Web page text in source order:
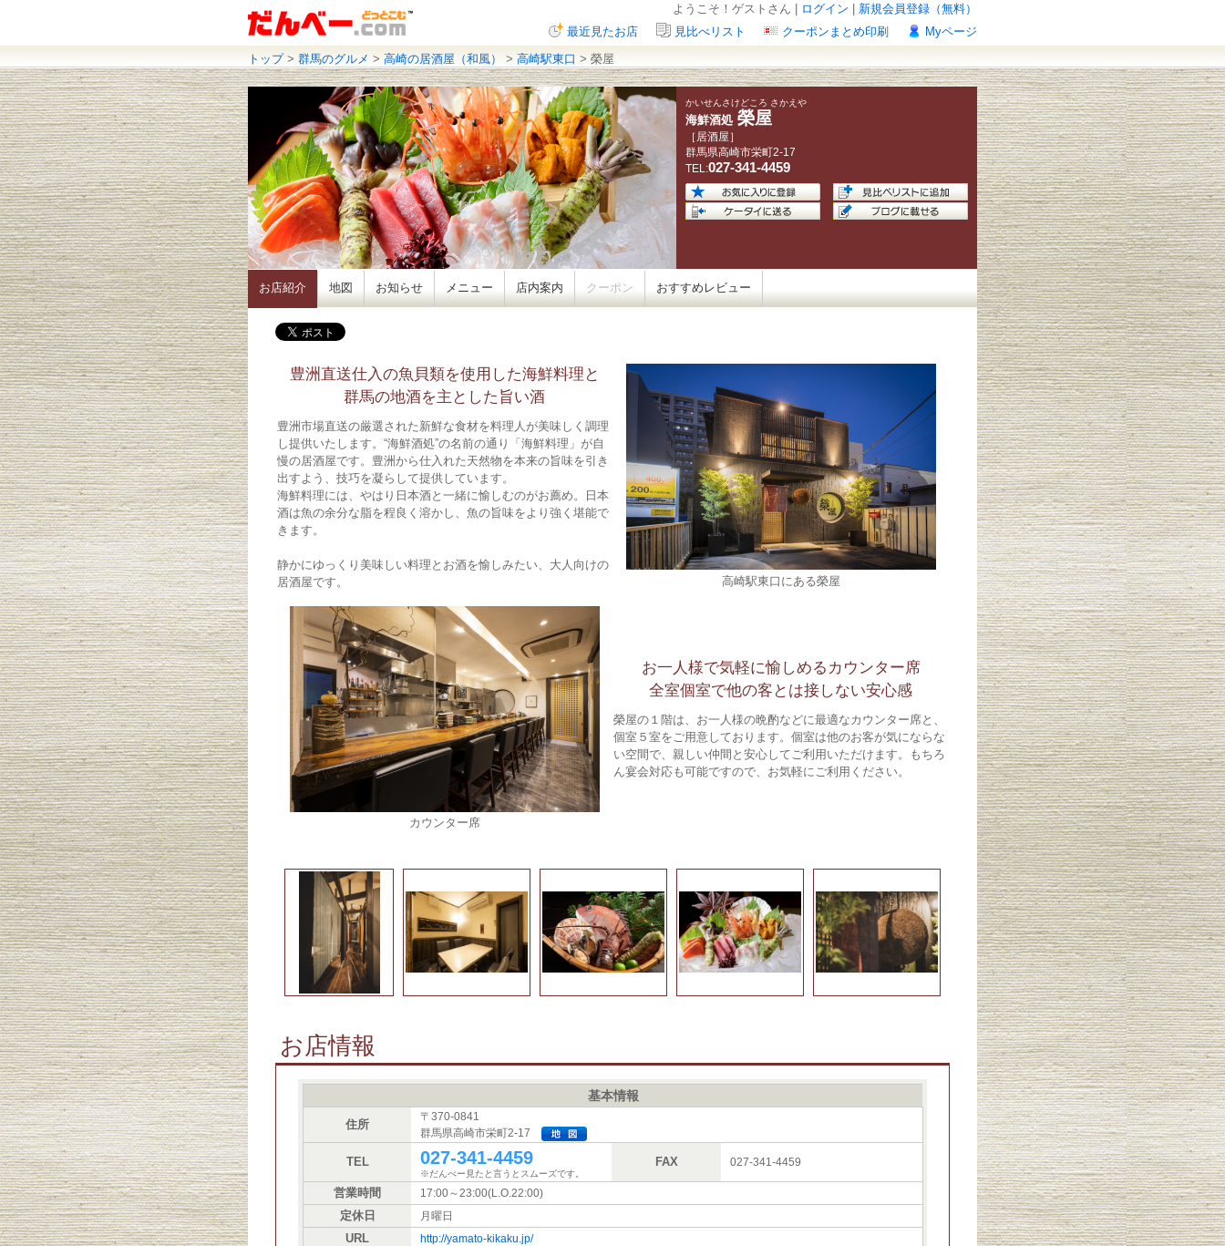
新規会員登録（無料）
ログイン
ようこそ！ゲストさん |
Myページ
クーポンまとめ印刷
見比べリスト
最近見たお店
トップ> 群馬のグルメ > 高崎の居酒屋（和風） > 高崎駅東口 > 榮屋
かいせんさけどころ さかえや
海鮮酒処 榮屋
［居酒屋］
群馬県高崎市栄町2-17
TEL:027-341-4459
お店紹介 地図 お知らせ メニュー 店内案内 クーポン おすすめレビュー
豊洲直送仕入の魚貝類を使用した海鮮料理と
群馬の地酒を主とした旨い酒
豊洲市場直送の厳選された新鮮な食材を料理人が美味しく調理
し提供いたします。“海鮮酒処”の名前の通り「海鮮料理」が自
慢の居酒屋です。豊洲から仕入れた天然物を本来の旨味を引き
出すよう、技巧を凝らして提供しています。
海鮮料理には、やはり日本酒と一緒に愉しむのがお薦め。日本
酒は魚の余分な脂を程良く溶かし、魚の旨味をより強く堪能で
きます。
静かにゆっくり美味しい料理とお酒を愉しみたい、大人向けの
居酒屋です。
高崎駅東口にある榮屋
お一人様で気軽に愉しめるカウンター席
全室個室で他の客とは接しない安心感
榮屋の１階は、お一人様の晩酌などに最適なカウンター席と、
個室５室をご用意しております。個室は他のお客が気にならな
い空間で、親しい仲間と安心してご利用いただけます。もちろ
ん宴会対応も可能ですので、お気軽にご利用ください。
カウンター席
お店情報
基本情報
住所
〒370-0841
群馬県高崎市栄町2-17
TEL 027-341-4459
※だんべー見たと言うとスムーズです。
FAX 027-341-4459
営業時間 17:00～23:00(L.O.22:00)
定休日 月曜日
URL http://yamato-kikaku.jp/